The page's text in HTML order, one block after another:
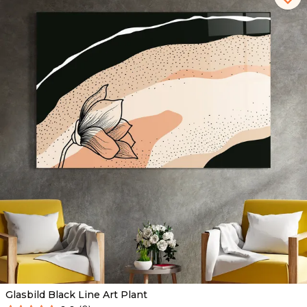
Glasbild Black Line Art Plant